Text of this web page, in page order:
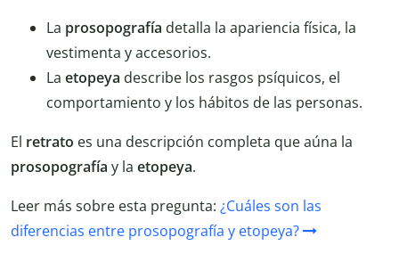
La prosopografía detalla la apariencia física, la
vestimenta y accesorios.
La etopeya describe los rasgos psíquicos, el
comportamiento y los hábitos de las personas.
El retrato es una descripción completa que aúna la
prosopografía y la etopeya.
Leer más sobre esta pregunta: ¿Cuáles son las
diferencias entre prosopografía y etopeya?